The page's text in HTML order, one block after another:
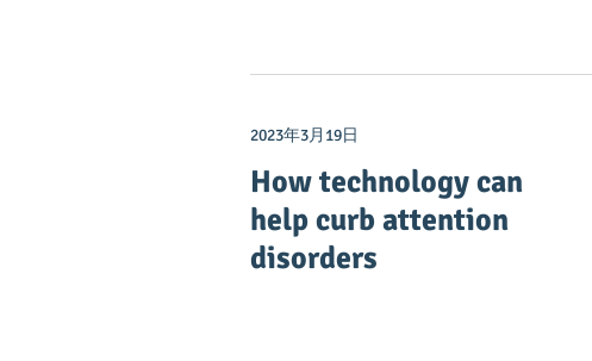
2023年3月19日
How technology can
help curb attention
disorders